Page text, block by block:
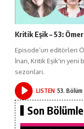
Kritik Eşik – 53:
Episode’un editörleri
İnan, Kritik Eşik'in yeni
sezonları.
LISTEN 53. Bölüm
Son